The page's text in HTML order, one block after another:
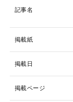
記事名
掲載紙
掲載日
掲載ページ